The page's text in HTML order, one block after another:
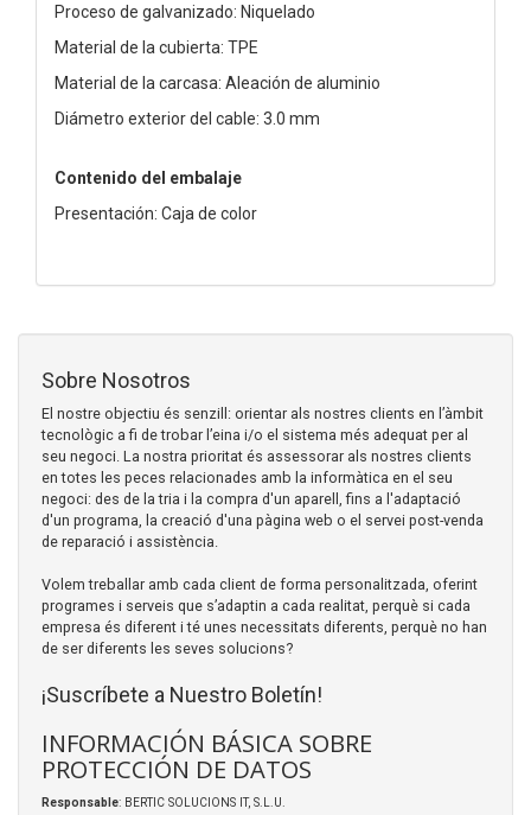
Proceso de galvanizado: Niquelado
Material de la cubierta: TPE
Material de la carcasa: Aleación de aluminio
Diámetro exterior del cable: 3.0 mm
Contenido del embalaje
Presentación: Caja de color
Sobre Nosotros
El nostre objectiu és senzill: orientar als nostres clients en l’àmbit
tecnològic a fi de trobar l’eina i/o el sistema més adequat per al
seu negoci. La nostra prioritat és assessorar als nostres clients
en totes les peces relacionades amb la informàtica en el seu
negoci: des de la tria i la compra d'un aparell, fins a l'adaptació
d'un programa, la creació d'una pàgina web o el servei post-venda
de reparació i assistència.
Volem treballar amb cada client de forma personalitzada, oferint
programes i serveis que s’adaptin a cada realitat, perquè si cada
empresa és diferent i té unes necessitats diferents, perquè no han
de ser diferents les seves solucions?
¡Suscríbete a Nuestro Boletín!
INFORMACIÓN BÁSICA SOBRE
PROTECCIÓN DE DATOS
Responsable: BERTIC SOLUCIONS IT, S.L.U.